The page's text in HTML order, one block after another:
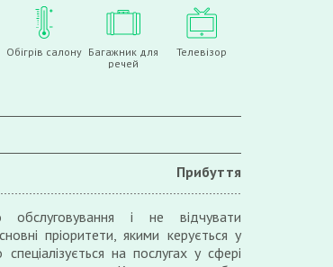
Обігрів салону Багажник для
речей
Телевізор
Прибуття
обслуговування і не відчувати
пріоритети, якими керується у
на послугах у сфері